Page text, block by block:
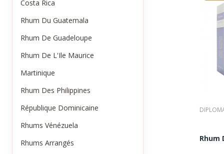
Costa Rica
Rhum Du Guatemala
Rhum De Guadeloupe
Rhum De L'Ile Maurice
Martinique
Rhum Des Philippines
République Dominicaine
Rhums Vénézuela
Rhums Arrangés
une
Ce
Parmi
une
une
un
•des
Rhum